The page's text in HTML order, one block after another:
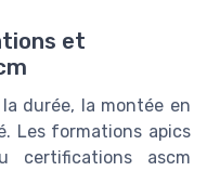
et
durée, la montée en
Les formations apics
certifications ascm